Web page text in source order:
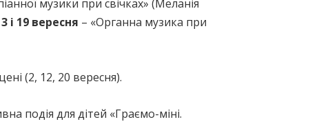
музики при свічках» (Меланія
і 19 вересня – «Органна музика при
(2, 12, 20 вересня).
подія для дітей «Граємо-міні.